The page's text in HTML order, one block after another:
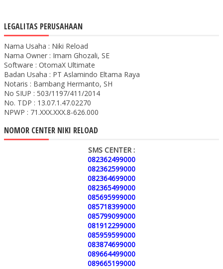
LEGALITAS PERUSAHAAN
Nama Usaha : Niki Reload
Nama Owner : Imam Ghozali, SE
Software : OtomaX Ultimate
Badan Usaha : PT Aslamindo Eltama Raya
Notaris : Bambang Hermanto, SH
No SIUP : 503/1197/411/2014
No. TDP : 13.07.1.47.02270
NPWP : 71.XXX.XXX.8-626.000
NOMOR CENTER NIKI RELOAD
SMS CENTER :
082362499000
082362599000
082364699000
082365499000
085695999000
085718399000
085799099000
081912299000
085959599000
083874699000
089664499000
089665199000